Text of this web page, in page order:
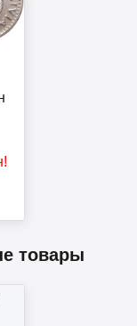
!
товары